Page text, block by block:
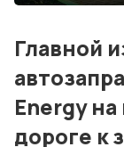
Главной
Energy
дороге к